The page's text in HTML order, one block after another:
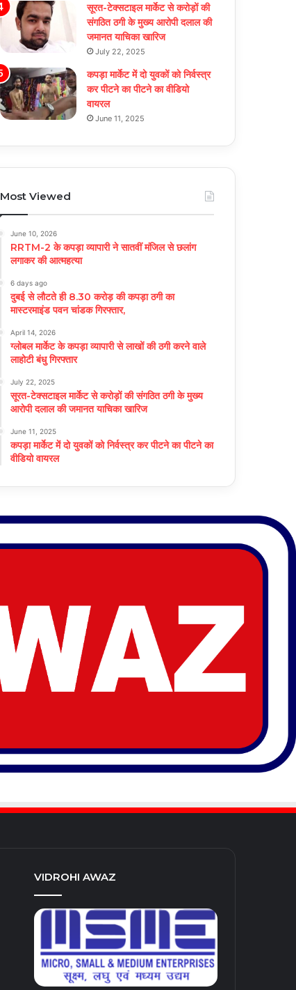
सूरत-टेक्सटाइल मार्केट से करोड़ों की
संगठित ठगी के मुख्य आरोपी दलाल की
जमानत याचिका खारिज
July 22, 2025
कपड़ा मार्केट में दो युवकों को निर्वस्त्र
कर पीटने का पीटने का वीडियो
वायरल
June 11, 2025
Most Viewed
June 10, 2026
RRTM-2 के कपड़ा व्यापारी ने सातवीं मंजिल से छलांग
लगाकर की आत्महत्या
6 days ago
दुबई से लौटते ही 8.30 करोड़ की कपड़ा ठगी का
मास्टरमाइंड पवन चांडक गिरफ्तार,
April 14, 2026
ग्लोबल मार्केट के कपड़ा व्यापारी से लाखों की ठगी करने वाले
लाहोटी बंधु गिरफ्तार
July 22, 2025
सूरत-टेक्सटाइल मार्केट से करोड़ों की संगठित ठगी के मुख्य
आरोपी दलाल की जमानत याचिका खारिज
June 11, 2025
कपड़ा मार्केट में दो युवकों को निर्वस्त्र कर पीटने का पीटने का
वीडियो वायरल
VIDROHI AWAZ